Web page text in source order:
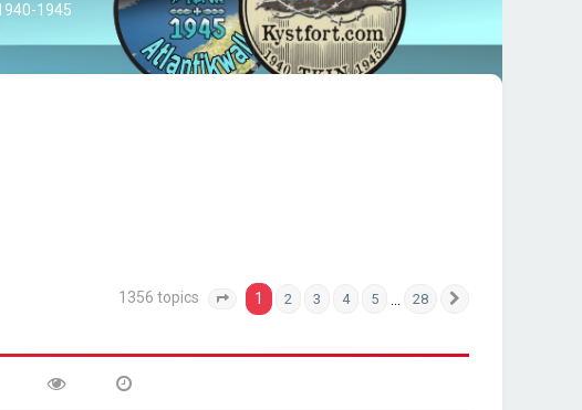
1945
1356 topics Page 1 of
1 2 3 4 5 28